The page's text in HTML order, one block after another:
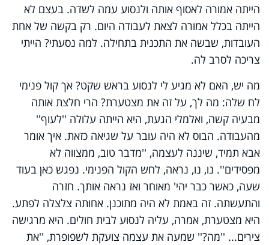
הייתה אמורה לאסוף אותה ולנסוע עמה לשדה. בעצם לא
הייתה בכלל אמורה לצאת לעבודה היום. רק בקשה של אחת
העובדות, שבשה את התכנית בתחילה. למה נסעתי? הייתי
צריכה לסרב לה.
מה יש, האם לא מגיע לי לנסוע בראש שקט? אך קול פנימי
לח שלה: מה לך, על זה את מצטערת? הרי חלצת אותה
מבעיה קשה, ואלמלי הגעת, היא הייתה עלולה ''לעוף''
מהעבודה. הבוס לא היה עובר על שגיאה כזאת. איך אומר
אבא תמיד, שיננה לעצמה, ''מדבר טוב, ממצווה לא
מפסידים''. נו, נו, נראה, לחש הקול הפנימי. נפגש כאן בעוד
שעה, כאשר כבר יהי' מאוחר ואז נראה אותך. חזרה
והתעשתה. זה באמת לא היה מתוכנן. אחותה צלצלה לפתע.
היא מצטערת, אמרה, עליה לנסוע לבית חולים. היא מרגישה
צירים... ''מה?'' שמעה את עצמה צועקת לשפופרת, ''את